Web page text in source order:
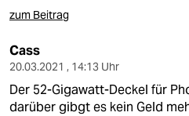
zum Beitrag
Cass
20.03.2021 , 14:13 Uhr
Der 52-Gigawatt-Deckel für
darüber gibgt es kein Geld